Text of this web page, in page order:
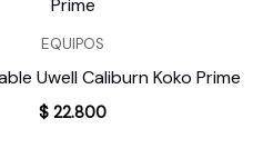
EQUIPOS
Uwell Caliburn Koko Prime
$ 22.800